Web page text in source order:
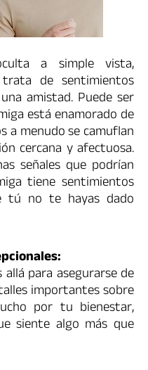
a simple vista,
trata de sentimientos
amistad. Puede ser
está enamorado de
a menudo se camuflan
cercana y afectuosa.
señales que podrían
tiene sentimientos
tú no te hayas dado
para asegurarse de
importantes sobre
por tu bienestar,
siente algo más que